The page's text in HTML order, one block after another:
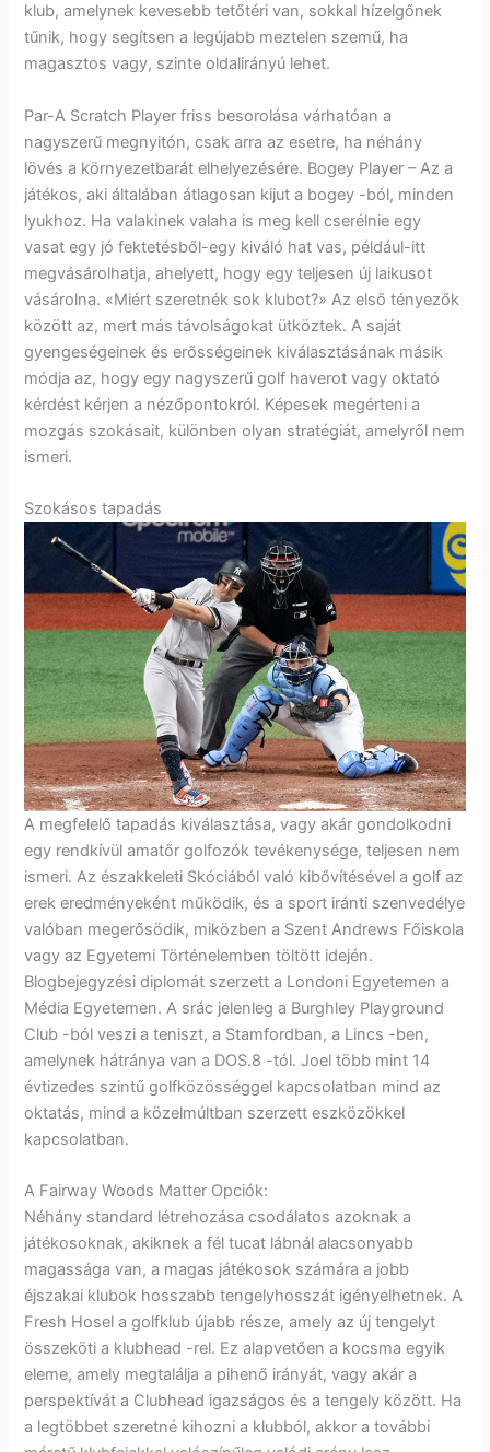
klub, amelynek kevesebb tetőtéri van, sokkal hízelgőnek
tűnik, hogy segítsen a legújabb meztelen szemű, ha
magasztos vagy, szinte oldalirányú lehet.
Par-A Scratch Player friss besorolása várhatóan a
nagyszerű megnyitón, csak arra az esetre, ha néhány
lövés a környezetbarát elhelyezésére. Bogey Player – Az a
játékos, aki általában átlagosan kijut a bogey -ból, minden
lyukhoz. Ha valakinek valaha is meg kell cserélnie egy
vasat egy jó fektetésből-egy kiváló hat vas, például-itt
megvásárolhatja, ahelyett, hogy egy teljesen új laikusot
vásárolna. «Miért szeretnék sok klubot?» Az első tényezők
között az, mert más távolságokat ütköztek. A saját
gyengeségeinek és erősségeinek kiválasztásának másik
módja az, hogy egy nagyszerű golf haverot vagy oktató
kérdést kérjen a nézőpontokról. Képesek megérteni a
mozgás szokásait, különben olyan stratégiát, amelyről nem
ismeri.
Szokásos tapadás
A megfelelő tapadás kiválasztása, vagy akár gondolkodni
egy rendkívül amatőr golfozók tevékenysége, teljesen nem
ismeri. Az északkeleti Skóciából való kibővítésével a golf az
erek eredményeként működik, és a sport iránti szenvedélye
valóban megerősödik, miközben a Szent Andrews Főiskola
vagy az Egyetemi Történelemben töltött idején.
Blogbejegyzési diplomát szerzett a Londoni Egyetemen a
Média Egyetemen. A srác jelenleg a Burghley Playground
Club -ból veszi a teniszt, a Stamfordban, a Lincs -ben,
amelynek hátránya van a DOS.8 -tól. Joel több mint 14
évtizedes szintű golfközösséggel kapcsolatban mind az
oktatás, mind a közelmúltban szerzett eszközökkel
kapcsolatban.
A Fairway Woods Matter Opciók:
Néhány standard létrehozása csodálatos azoknak a
játékosoknak, akiknek a fél tucat lábnál alacsonyabb
magassága van, a magas játékosok számára a jobb
éjszakai klubok hosszabb tengelyhosszát igényelhetnek. A
Fresh Hosel a golfklub újabb része, amely az új tengelyt
összeköti a klubhead -rel. Ez alapvetően a kocsma egyik
eleme, amely megtalálja a pihenő irányát, vagy akár a
perspektívát a Clubhead igazságos és a tengely között. Ha
a legtöbbet szeretné kihozni a klubból, akkor a további